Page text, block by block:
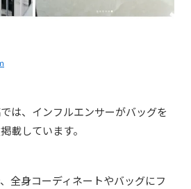
は、インフルエンサーがバッグを
載しています。
全身コーディネートやバッグにフ